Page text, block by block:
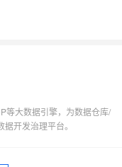
等大数据引擎，为数据仓库/
开发治理平台。